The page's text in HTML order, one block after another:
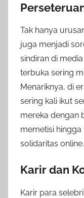
Tak hanya
juga menjadi
sindiran di
terbuka sering
Menariknya, di
sering kali ikut
mereka dengan
memetisi
solidaritas online.
Karir dan
Karir para